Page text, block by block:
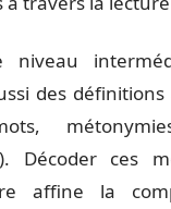
niveau
des
Décoder ces
affine la